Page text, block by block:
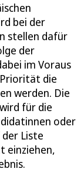
bei der
stellen dafür
der
im Voraus
die
werden. Die
für die
oder
Liste
einziehen,